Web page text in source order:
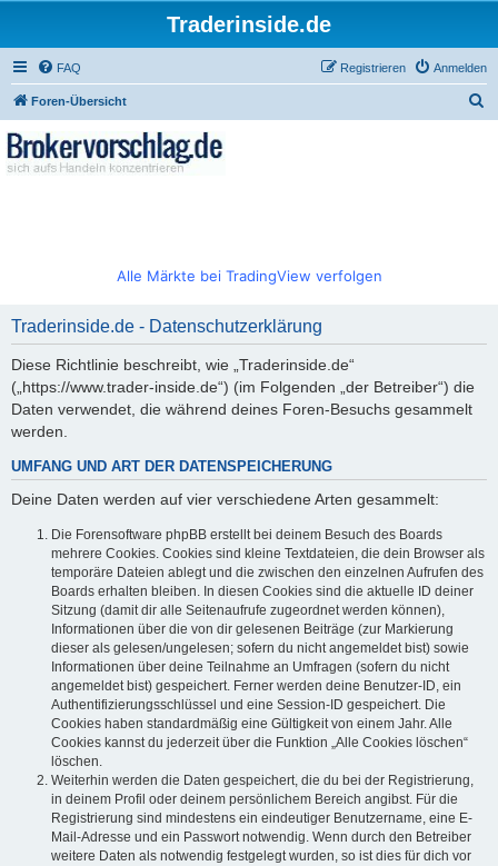
Traderinside.de
FAQ Anmelden
Registrieren
Foren-Übersicht
Alle Märkte bei TradingView verfolgen
Traderinside.de - Datenschutzerklärung
Diese Richtlinie beschreibt, wie „Traderinside.de“
(„https://www.trader-inside.de“) (im Folgenden „der Betreiber“) die
Daten verwendet, die während deines Foren-Besuchs gesammelt
werden.
UMFANG UND ART DER DATENSPEICHERUNG
Deine Daten werden auf vier verschiedene Arten gesammelt:
Die Forensoftware phpBB erstellt bei deinem Besuch des Boards
mehrere Cookies. Cookies sind kleine Textdateien, die dein Browser als
temporäre Dateien ablegt und die zwischen den einzelnen Aufrufen des
Boards erhalten bleiben. In diesen Cookies sind die aktuelle ID deiner
Sitzung (damit dir alle Seitenaufrufe zugeordnet werden können),
Informationen über die von dir gelesenen Beiträge (zur Markierung
dieser als gelesen/ungelesen; sofern du nicht angemeldet bist) sowie
Informationen über deine Teilnahme an Umfragen (sofern du nicht
angemeldet bist) gespeichert. Ferner werden deine Benutzer-ID, ein
Authentifizierungsschlüssel und eine Session-ID gespeichert. Die
Cookies haben standardmäßig eine Gültigkeit von einem Jahr. Alle
Cookies kannst du jederzeit über die Funktion „Alle Cookies löschen“
löschen.
Weiterhin werden die Daten gespeichert, die du bei der Registrierung,
in deinem Profil oder deinem persönlichem Bereich angibst. Für die
Registrierung sind mindestens ein eindeutiger Benutzername, eine E-
Mail-Adresse und ein Passwort notwendig. Wenn durch den Betreiber
weitere Daten als notwendig festgelegt wurden, so ist dies für dich vor